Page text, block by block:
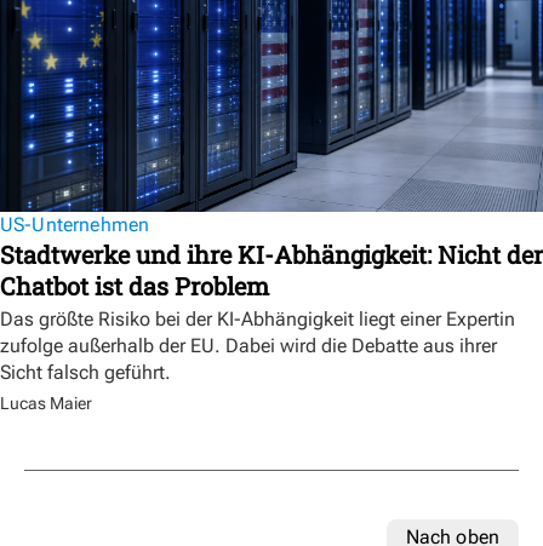
US-Unternehmen
Stadtwerke und ihre KI-Abhängigkeit: Nicht der
Chatbot ist das Problem
Das größte Risiko bei der KI-Abhängigkeit liegt einer Expertin
zufolge außerhalb der EU. Dabei wird die Debatte aus ihrer
Sicht falsch geführt.
Lucas Maier
Nach oben